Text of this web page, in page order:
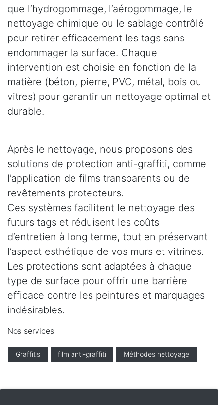
que l’hydrogommage, l’aérogommage, le
nettoyage chimique ou le sablage contrôlé
pour retirer efficacement les tags sans
endommager la surface. Chaque
intervention est choisie en fonction de la
matière (béton, pierre, PVC, métal, bois ou
vitres) pour garantir un nettoyage optimal et
durable.
Après le nettoyage, nous proposons des
solutions de protection anti-graffiti, comme
l’application de films transparents ou de
revêtements protecteurs.
Ces systèmes facilitent le nettoyage des
futurs tags et réduisent les coûts
d’entretien à long terme, tout en préservant
l’aspect esthétique de vos murs et vitrines.
Les protections sont adaptées à chaque
type de surface pour offrir une barrière
efficace contre les peintures et marquages
indésirables.
Nos services
Graffitis film anti-graffiti Méthodes nettoyage